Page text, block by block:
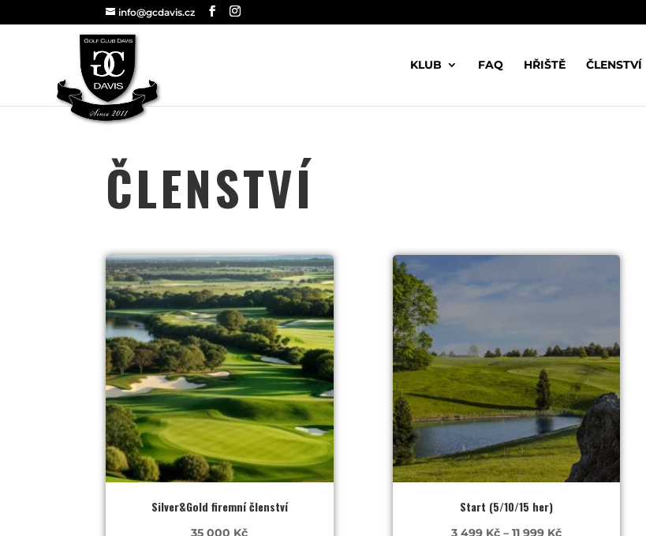
info@gcdavis.cz
KLUB FAQ HŘIŠTĚ ČLENSTVÍ
ČLENSTVÍ
Silver&Gold firemní členství
35 000 Kč
Start (5/10/15 her)
3 499 Kč – 11 999 KčRozpětí